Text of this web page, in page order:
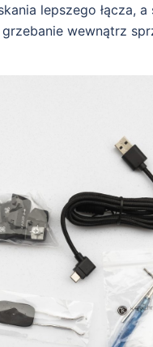
lepszego łącza,
wewnątrz